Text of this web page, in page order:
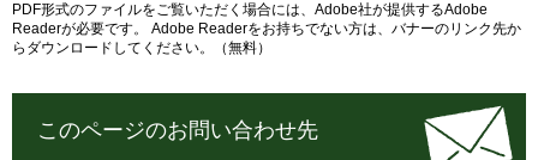
PDF形式のファイルをご覧いただく場合には、Adobe社が提供するAdobe
Readerが必要です。
Adobe Readerをお持ちでない方は、バナーのリンク先か
らダウンロードしてください。（無料）
このページのお問い合わせ先